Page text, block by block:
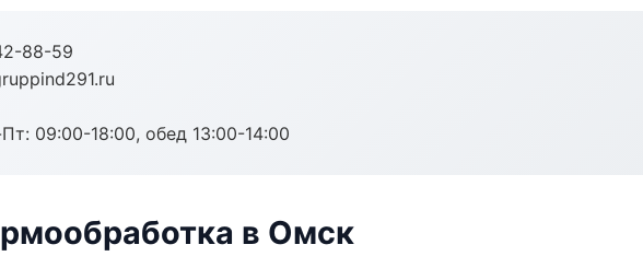
88-59
09:00-18:00, обед 13:00-14:00
в Омск